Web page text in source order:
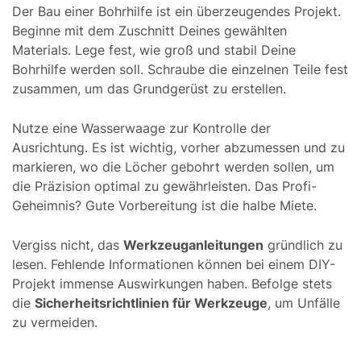
Der Bau einer Bohrhilfe ist ein überzeugendes Projekt.
Beginne mit dem Zuschnitt Deines gewählten
Materials. Lege fest, wie groß und stabil Deine
Bohrhilfe werden soll. Schraube die einzelnen Teile fest
zusammen, um das Grundgerüst zu erstellen.
Nutze eine Wasserwaage zur Kontrolle der
Ausrichtung. Es ist wichtig, vorher abzumessen und zu
markieren, wo die Löcher gebohrt werden sollen, um
die Präzision optimal zu gewährleisten. Das Profi-
Geheimnis? Gute Vorbereitung ist die halbe Miete.
Vergiss nicht, das Werkzeuganleitungen gründlich zu
lesen. Fehlende Informationen können bei einem DIY-
Projekt immense Auswirkungen haben. Befolge stets
die Sicherheitsrichtlinien für Werkzeuge, um Unfälle
zu vermeiden.